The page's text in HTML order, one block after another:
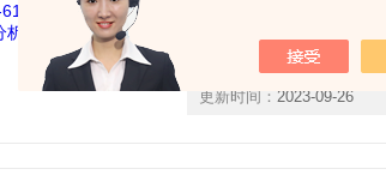
样气处理方式， 以便于
能够长期稳定地工作。
更新时间： 2023-09-26